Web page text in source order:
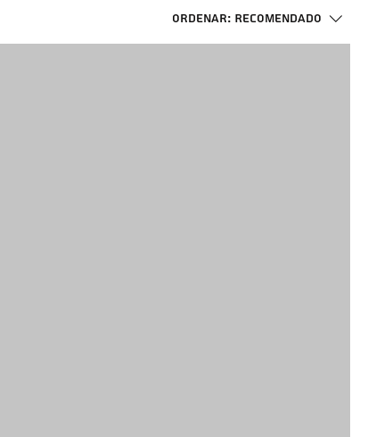
Ordenar: Recomendado